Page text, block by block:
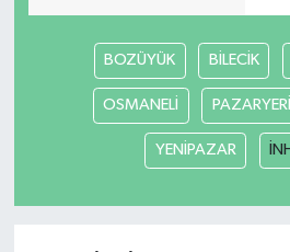
BOZÜYÜK BİLECİK
OSMANELİ PAZARYERİ
YENİPAZAR